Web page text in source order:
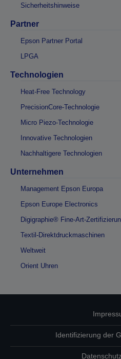
Sicherheitshinweise
Partner
Epson Partner Portal
LPGA
Technologien
Heat-Free Technology
PrecisionCore-Technologie
Micro Piezo-Technologie
Innovative Technologien
Nachhaltigere Technologien
Unternehmen
Management Epson Europa
Epson Europe Electronics
Digigraphie® Fine-Art-
Textil-Direktdruckmaschinen
Weltweit
Orient Uhren
Identifizierung der